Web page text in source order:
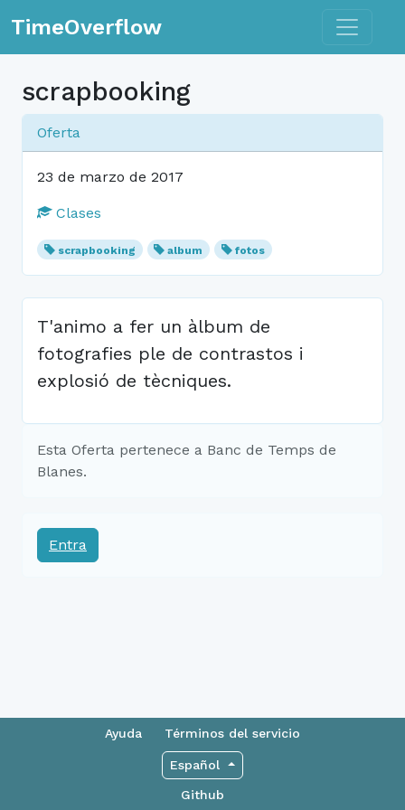
TimeOverflow Toggle
scrapbooking
Oferta
23 de marzo de 2017
Clases
scrapbooking album fotos
T'animo a fer un àlbum de
fotografies ple de contrastos i
explosió de tècniques.
Esta Oferta pertenece a Banc de Temps de
Blanes.
Entra
Ayuda Términos del servicio
Español
Github